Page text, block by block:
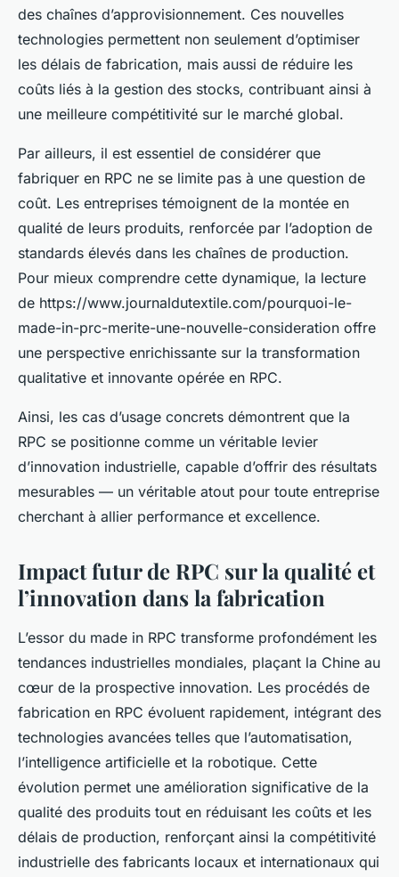
des chaînes d’approvisionnement. Ces nouvelles
technologies permettent non seulement d’optimiser
les délais de fabrication, mais aussi de réduire les
coûts liés à la gestion des stocks, contribuant ainsi à
une meilleure compétitivité sur le marché global.
Par ailleurs, il est essentiel de considérer que
fabriquer en RPC ne se limite pas à une question de
coût. Les entreprises témoignent de la montée en
qualité de leurs produits, renforcée par l’adoption de
standards élevés dans les chaînes de production.
Pour mieux comprendre cette dynamique, la lecture
de https://www.journaldutextile.com/pourquoi-le-
made-in-prc-merite-une-nouvelle-consideration offre
une perspective enrichissante sur la transformation
qualitative et innovante opérée en RPC.
Ainsi, les cas d’usage concrets démontrent que la
RPC se positionne comme un véritable levier
d’innovation industrielle, capable d’offrir des résultats
mesurables — un véritable atout pour toute entreprise
cherchant à allier performance et excellence.
Impact futur de RPC sur la qualité et
l’innovation dans la fabrication
L’essor du made in RPC transforme profondément les
tendances industrielles mondiales, plaçant la Chine au
cœur de la prospective innovation. Les procédés de
fabrication en RPC évoluent rapidement, intégrant des
technologies avancées telles que l’automatisation,
l’intelligence artificielle et la robotique. Cette
évolution permet une amélioration significative de la
qualité des produits tout en réduisant les coûts et les
délais de production, renforçant ainsi la compétitivité
industrielle des fabricants locaux et internationaux qui